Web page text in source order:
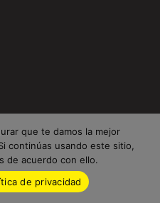
que te damos la mejor
continúas usando este sitio,
de acuerdo con ello.
de privacidad